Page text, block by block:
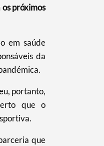
próximos
em saúde
da
portanto,
que o
que